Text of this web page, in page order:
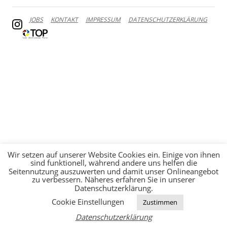
JOBS KONTAKT IMPRESSUM DATENSCHUTZERKLÄRUNG
Wir setzen auf unserer Website Cookies ein. Einige von ihnen
sind funktionell, während andere uns helfen die
Seitennutzung auszuwerten und damit unser Onlineangebot
zu verbessern. Näheres erfahren Sie in unserer
Datenschutzerklärung.
Cookie Einstellungen
Zustimmen
Datenschutzerklärung